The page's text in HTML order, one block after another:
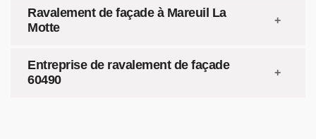
Ravalement de façade à Mareuil La
Motte
Entreprise de ravalement de façade
60490